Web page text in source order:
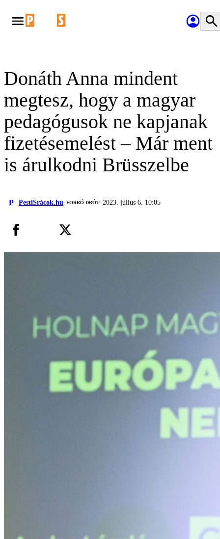
Donáth Anna mindent
megtesz, hogy a magyar
pedagógusok ne kapjanak
fizetésemelést – Már ment
is árulkodni Brüsszelbe
P PestiSrácok.hu FORRÓ DRÓT 2023. július 6. 10:05